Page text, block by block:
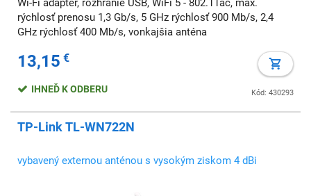
Wi-Fi adaptér, rozhranie USB, WiFi 5 - 802.11ac, max.
rýchlosť prenosu 1,3 Gb/s, 5 GHz rýchlosť 900 Mb/s, 2,4
GHz rýchlosť 400 Mb/s, vonkajšia anténa
13,15 €
Kód: 430293
IHNEĎ K ODBERU
TP-Link TL-WN722N
vybavený externou anténou s vysokým ziskom 4 dBi